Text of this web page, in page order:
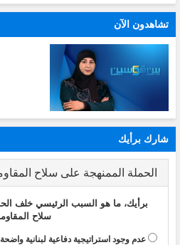
تشاهدون الآن
شارك برأيك
الحملة الممنهجة على سلاح
برأيك، ما هو السبب الرئيسي خلف
سلاح
عدم وجود استراتيجية دفاعية لبنانية